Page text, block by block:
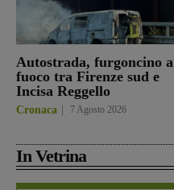
Autostrada, furgoncino a
fuoco tra Firenze sud e
Incisa Reggello
Cronaca 7 Agosto 2026
In Vetrina